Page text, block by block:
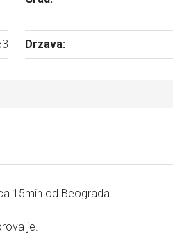
Drzava:
15min od Beograda.
je.